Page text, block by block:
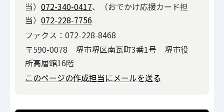
当） 072-340-0417、（おでかけ応援カード担
当） 072-228-7756
ファクス：072-228-8468
〒590-0078 堺市堺区南瓦町3番1号 堺市役
所高層館16階
このページの作成担当にメールを送る